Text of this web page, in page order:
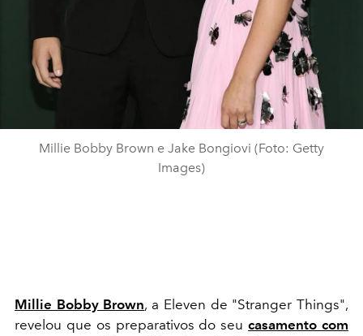
Millie Bobby Brown e Jake Bongiovi (Foto: Getty
Images)
Millie Bobby Brown, a Eleven de "Stranger Things",
revelou que os preparativos do seucasamento com